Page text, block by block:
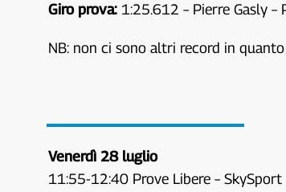
Giro prova: 1:25.612 – Pierre Gasly
NB: non ci sono altri record in
Venerdì 28 luglio
11:55-12:40 Prove Libere – SkySport